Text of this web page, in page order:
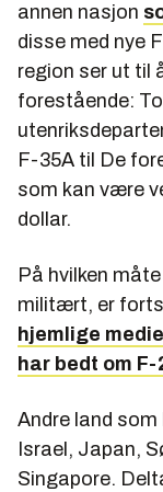
annen nasjon
disse med nye
region ser ut til
forestående:
F-35A til De
som kan være
dollar.
På hvilken
militært, er
hjemlige
har bedt om
Andre land
Israel, Japan,
Singapore.